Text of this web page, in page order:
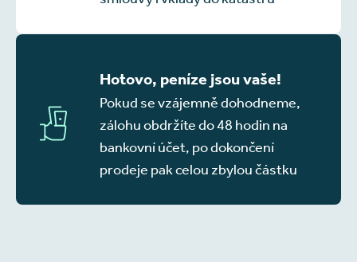
Hotovo, peníze jsou vaše!
Pokud se vzájemně dohodneme,
zálohu obdržíte do 48 hodin na
bankovní účet, po dokončení
prodeje pak celou zbylou částku